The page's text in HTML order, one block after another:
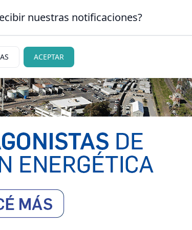
DE BARILOCHE CLASIFICADOS
Judiciales
nuestras notificaciones?
ACEPTAR